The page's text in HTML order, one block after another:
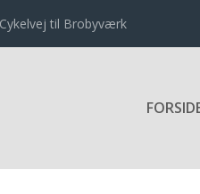
Cykelvej til Brobyværk